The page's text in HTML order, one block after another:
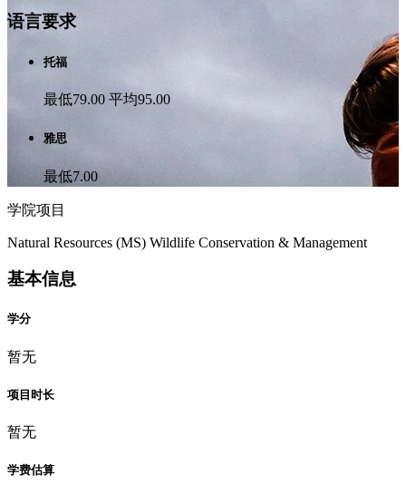
语言要求
托福
最低79.00 平均95.00
雅思
最低7.00
学院项目
Natural Resources (MS) Wildlife Conservation & Management
基本信息
学分
暂无
项目时长
暂无
学费估算